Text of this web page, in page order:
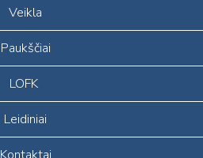
Veikla
Paukščiai
LOFK
Leidiniai